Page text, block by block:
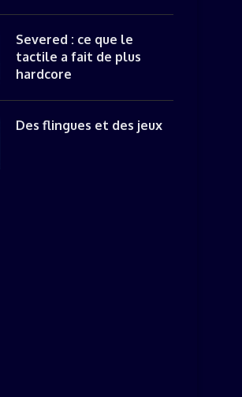
Severed : ce que le
tactile a fait de plus
hardcore
Des flingues et des jeux